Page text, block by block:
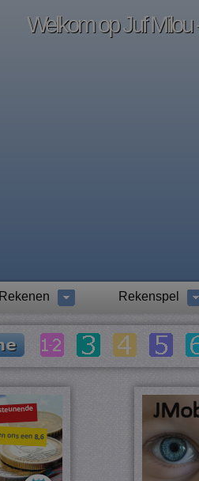
Welkom op Juf Milou
Rekenen Rekenspel